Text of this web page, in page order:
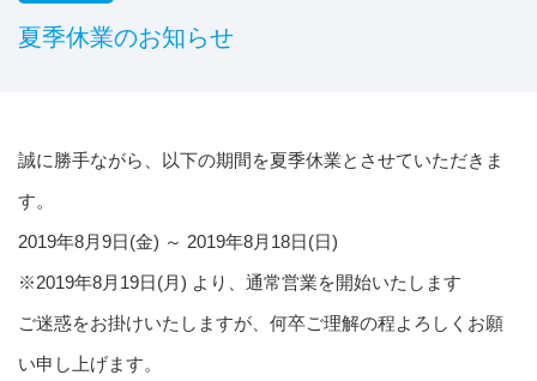
夏季休業のお知らせ
誠に勝手ながら、以下の期間を夏季休業とさせていただきま
す。
2019年8月9日(金) ～ 2019年8月18日(日)
※2019年8月19日(月) より、通常営業を開始いたします
ご迷惑をお掛けいたしますが、何卒ご理解の程よろしくお願
い申し上げます。